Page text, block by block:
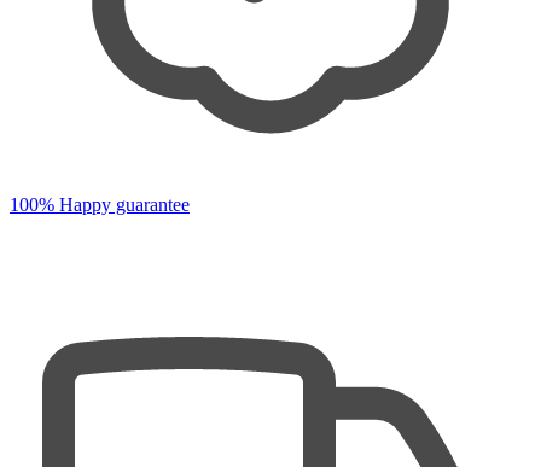
100% Happy guarantee